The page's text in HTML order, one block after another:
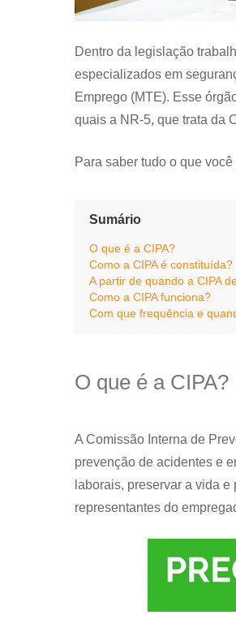
Dentro da legislação
especializados em
Emprego (MTE). Esse
quais a NR-5, que trata da
Para saber tudo o que
Sumário
O que é a CIPA?
Como a CIPA é constituída?
A partir de quando a CIPA
Como a CIPA funciona?
Com que frequência e
O que é a CIPA?
A Comissão Interna de
prevenção de acidentes e
laborais, preservar a vida
representantes do